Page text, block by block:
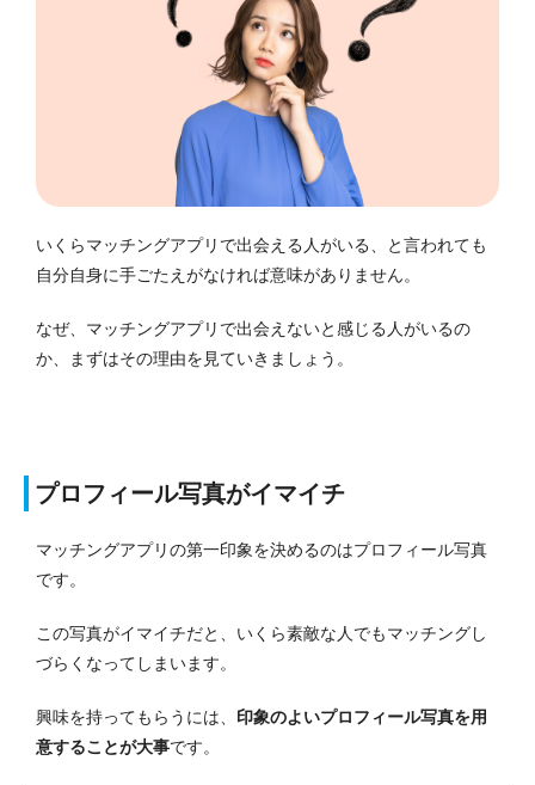
いくらマッチングアプリで出会える人がいる、と言われても
自分自身に手ごたえがなければ意味がありません。
なぜ、マッチングアプリで出会えないと感じる人がいるの
か、まずはその理由を見ていきましょう。
プロフィール写真がイマイチ
マッチングアプリの第一印象を決めるのはプロフィール写真
です。
この写真がイマイチだと、いくら素敵な人でもマッチングし
づらくなってしまいます。
興味を持ってもらうには、 印象のよいプロフィール写真を用
意することが大事です。